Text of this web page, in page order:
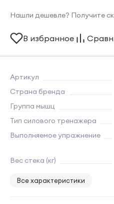
Артикул
Страна бренда
Группа мышц
Тип силового тренажера
Выполняемое упражнение
Вес стека (кг)
Все характеристики
Нашли дешевле? Получите
В избранное